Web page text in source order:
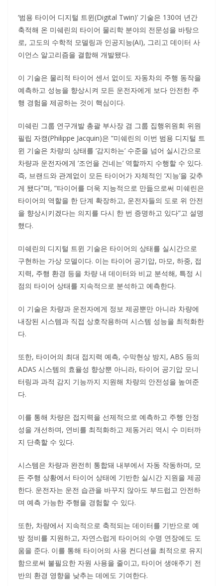
‘범용 타이어 디지털 트윈(Digital Twin)’ 기술은 130여 년간
축적해 온 미쉐린의 타이어 물리학 분야의 전문성을 바탕으
로, 고도의 수학적 모델링과 인공지능(AI), 그리고 데이터 사
이언스 알고리즘을 결합해 개발됐다.
이 기술은 물리적 타이어 센서 없이도 자동차의 주행 동작을
예측하고 성능을 향상시켜 모든 운전자에게 보다 안전한 주
행 경험을 제공하는 것이 핵심이다.
미쉐린 그룹 연구개발 총괄 부사장 겸 그룹 집행위원회 위원
필립 자캥(Philippe Jacquin)은 “미쉐린의 이번 범용 디지털 트
윈 기술은 차량의 상태를 ‘감지하는’ 수준을 넘어 실시간으로
차량과 운전자에게 ‘조언을 건네는’ 역할까지 수행할 수 있다.
즉, 브랜드와 관계없이 모든 타이어가 자체적인 ‘지능’을 갖추
게 됐다”며, “타이어를 더욱 지능적으로 만듦으로써 미쉐린은
타이어의 역할을 한 단계 확장하고, 운전자들의 도로 위 안전
을 향상시키겠다는 의지를 다시 한 번 증명하고 있다”고 설명
했다.
미쉐린의 디지털 트윈 기술은 타이어의 상태를 실시간으로
구현하는 가상 모델이다. 이는 타이어 공기압, 마모, 하중, 접
지력, 주행 환경 등을 차량 내 데이터와 비교 분석해, 특정 시
점의 타이어 상태를 지속적으로 분석하고 예측한다.
이 기술은 차량과 운전자에게 정보 제공뿐만 아니라 차량에
내장된 시스템과 직접 상호작용하며 시스템 성능을 최적화한
다.
또한, 타이어의 최대 접지력 예측, 수막현상 방지, ABS 등의
ADAS 시스템의 효율성 향상뿐 아니라, 타이어 공기압 모니
터링과 과적 감지 기능까지 지원해 차량의 안전성을 높여준
다.
이를 통해 차량은 접지력을 선제적으로 예측하고 주행 안정
성을 개선하며, 연비를 최적화하고 제동거리 역시 수 미터까
지 단축할 수 있다.
시스템은 차량과 완전히 통합돼 내부에서 자동 작동하며, 모
든 주행 상황에서 타이어 상태에 기반한 실시간 지원을 제공
한다. 운전자는 운전 습관을 바꾸지 않아도 부드럽고 안전하
며 예측 가능한 주행을 경험할 수 있다.
또한, 차량에서 지속적으로 축적되는 데이터를 기반으로 예
방 정비를 지원하고, 자연스럽게 타이어의 수명 연장에도 도
움을 준다. 이를 통해 타이어의 사용 컨디션을 최적으로 유지
함으로써 불필요한 자원 사용을 줄이고, 타이어 생애주기 전
반의 환경 영향을 낮추는 데에도 기여한다.